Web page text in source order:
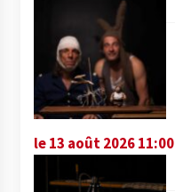
le 13 août 2026 11:00